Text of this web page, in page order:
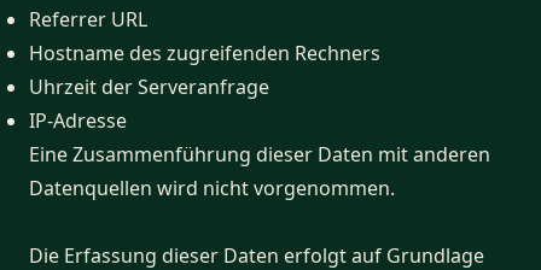
Referrer URL
Hostname des zugreifenden Rechners
Uhrzeit der Serveranfrage
IP-Adresse
Eine Zusammenführung dieser Daten mit anderen
Datenquellen wird nicht vorgenommen.
Die Erfassung dieser Daten erfolgt auf Grundlage